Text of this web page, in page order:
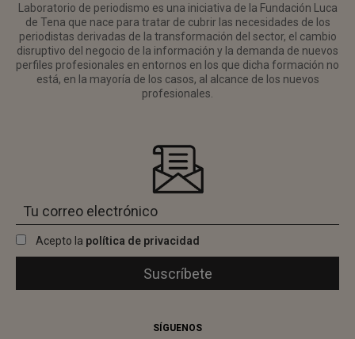
Laboratorio de periodismo es una iniciativa de la Fundación Luca
de Tena que nace para tratar de cubrir las necesidades de los
periodistas derivadas de la transformación del sector, el cambio
disruptivo del negocio de la información y la demanda de nuevos
perfiles profesionales en entornos en los que dicha formación no
está, en la mayoría de los casos, al alcance de los nuevos
profesionales.
Acepto la política de privacidad
SÍGUENOS